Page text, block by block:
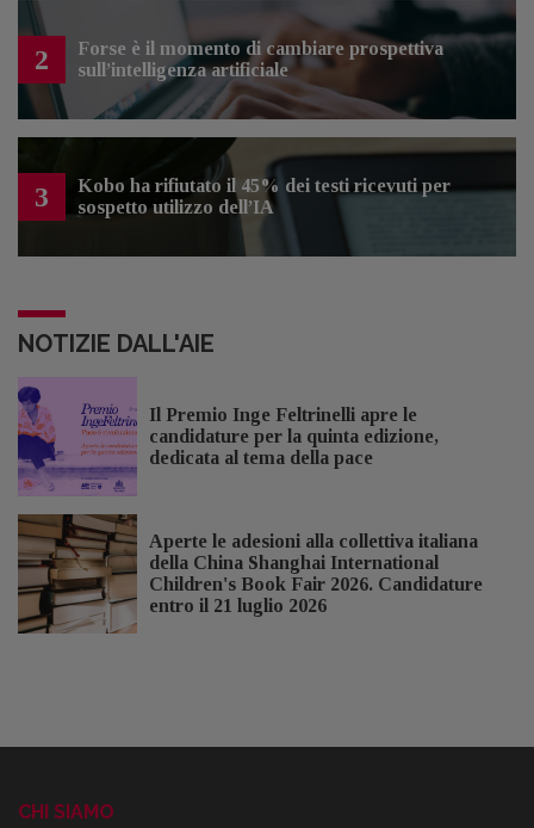
2
Forse è il momento di cambiare prospettiva
sull’intelligenza artificiale
3
Kobo ha rifiutato il 45% dei testi ricevuti per
sospetto utilizzo dell’IA
NOTIZIE DALL'AIE
Il Premio Inge Feltrinelli apre le
candidature per la quinta edizione,
dedicata al tema della pace
Aperte le adesioni alla collettiva italiana
della China Shanghai International
Children's Book Fair 2026. Candidature
entro il 21 luglio 2026
CHI SIAMO